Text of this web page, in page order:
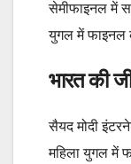
सेमीफाइनल में
युगल में फाइनल
भारत की
सैयद मोदी
महिला युगल में